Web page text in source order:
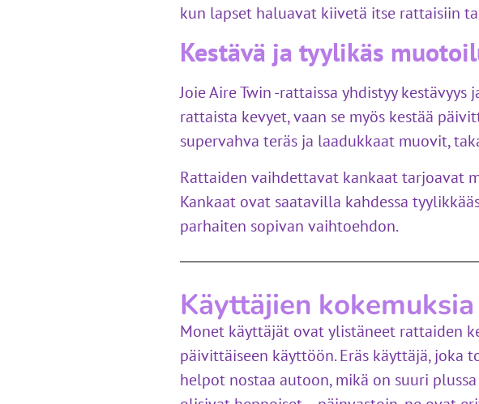
kun lapset haluavat kiivetä itse rattaisiin
Kestävä ja tyylikäs
Joie Aire Twin -rattaissa yhdistyy
rattaista kevyet, vaan se myös kestää
supervahva teräs ja laadukkaat muovit,
Rattaiden vaihdettavat kankaat tarjoavat
Kankaat ovat saatavilla kahdessa
parhaiten sopivan vaihtoehdon.
Käyttäjien kokemuksia
Monet käyttäjät ovat ylistäneet rattaiden
päivittäiseen käyttöön. Eräs käyttäjä,
helpot nostaa autoon, mikä on suuri